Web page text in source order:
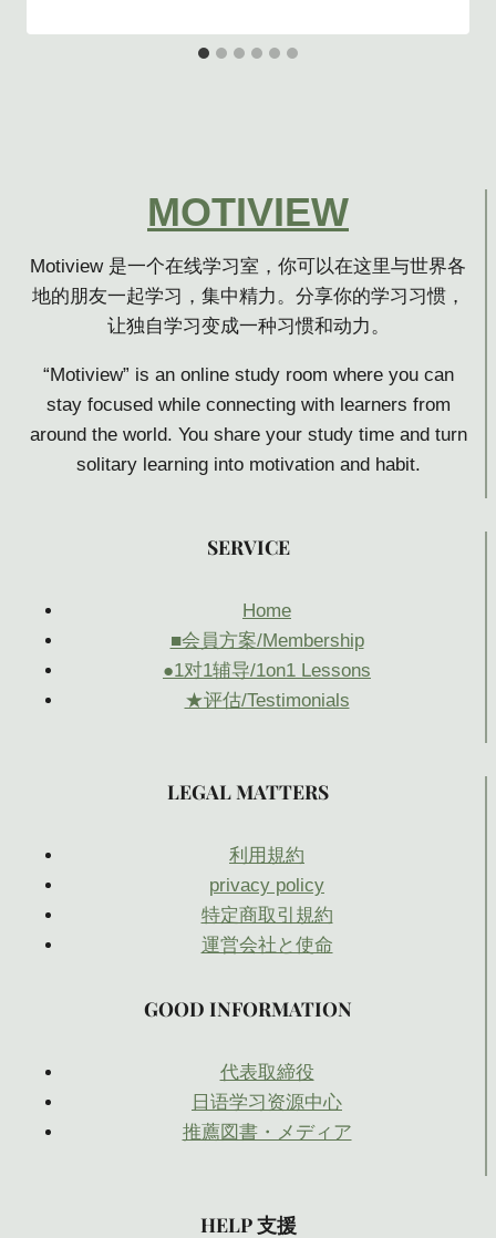
MOTIVIEW
Motiview 是一个在线学习室，你可以在这里与世界各
地的朋友一起学习，集中精力。分享你的学习习惯，
让独自学习变成一种习惯和动力。
“Motiview” is an online study room where you can
stay focused while connecting with learners from
around the world. You share your study time and turn
solitary learning into motivation and habit.
SERVICE
Home
■会員方案/Membership
●1对1辅导/1on1 Lessons
★评估/Testimonials
LEGAL MATTERS
利用規約
privacy policy
特定商取引規約
運営会社と使命
GOOD INFORMATION
代表取締役
日语学习资源中心
推薦図書・メディア
HELP 支援